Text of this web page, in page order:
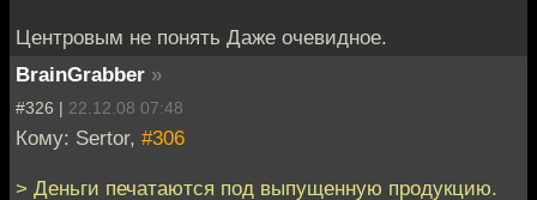
Центровым не понять Даже очевидное.
BrainGrabber »
#326 | 22.12.08 07:48
Кому: Sertor, #306
> Деньги печатаются под выпущенную продукцию.